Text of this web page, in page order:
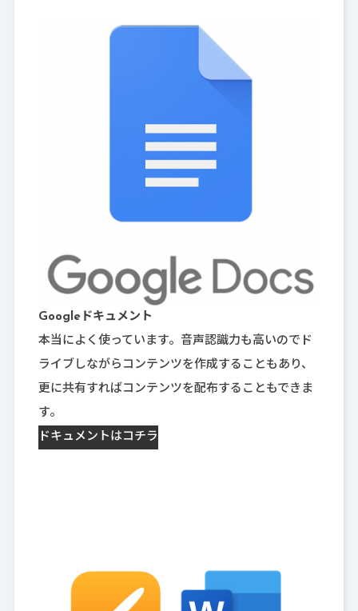
Googleドキュメント
本当によく使っています。音声認識力も高いのでド
ライブしながらコンテンツを作成することもあり、
更に共有すればコンテンツを配布することもできま
す。
ドキュメントはコチラ